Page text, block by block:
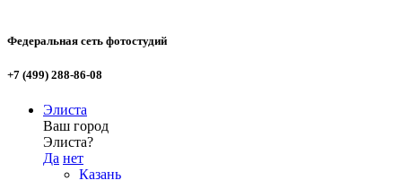
Федеральная сеть фотостудий
+7 (499) 288-86-08
Элиста
Ваш город
Элиста?
Да нет
Казань